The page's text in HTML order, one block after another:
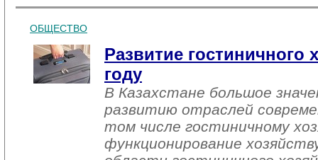
ОБЩЕСТВО
Развитие гостиничного
году
В Казахстане большое
развитию отраслей
том числе гостиничному
функционирование